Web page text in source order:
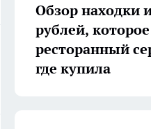
Обзор находки
рублей,
ресторанный
где купила